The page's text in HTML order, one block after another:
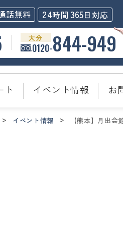
話無料 24時間 365日対応
大分
0120-844-949
ト イベント情報 お
イベント情報 【熊本】月出会